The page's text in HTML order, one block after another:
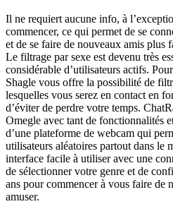
Il ne requiert aucune info, à
commencer, ce qui permet de se
et de se faire de nouveaux amis plus
Le filtrage par sexe est devenu très
considérable d’utilisateurs actifs.
Shagle vous offre la possibilité de
lesquelles vous serez en contact en
d’éviter de perdre votre temps.
Omegle avec tant de fonctionnalités
d’une plateforme de webcam qui
utilisateurs aléatoires partout dans le
interface facile à utiliser avec une
de sélectionner votre genre et de
ans pour commencer à vous faire de
amuser.